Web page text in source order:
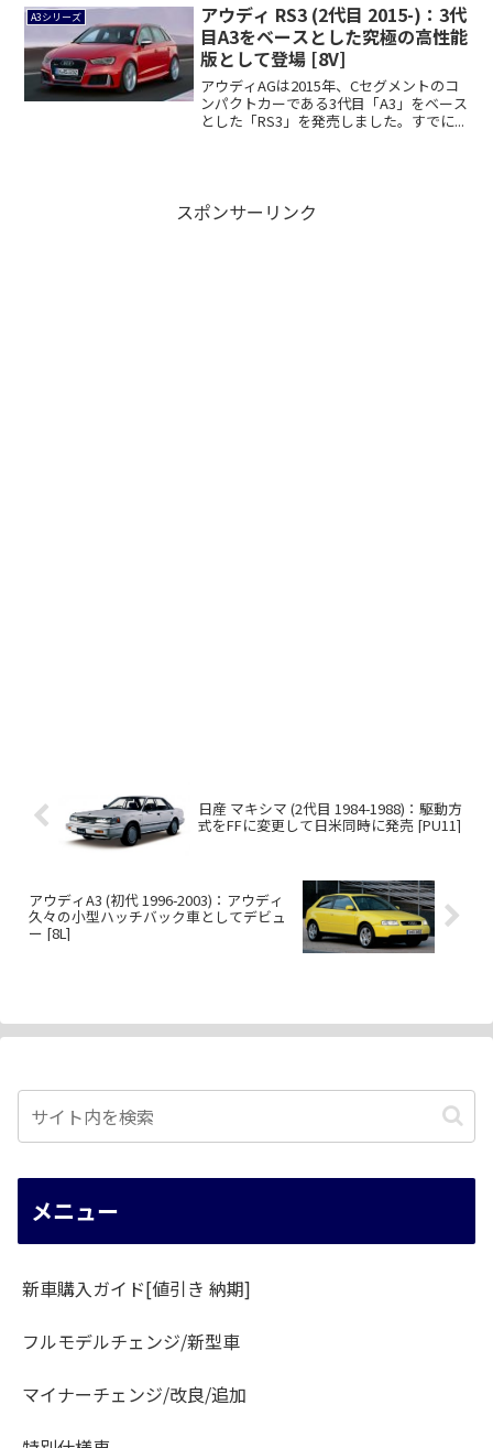
A3シリーズ
アウディ RS3 (2代目 2015-)：3代
目A3をベースとした究極の高性能
版として登場 [8V]
アウディAGは2015年、Cセグメントのコ
ンパクトカーである3代目「A3」をベース
とした「RS3」を発売しました。すでに...
スポンサーリンク
日産 マキシマ (2代目 1984-1988)：駆動方
式をFFに変更して日米同時に発売 [PU11]
アウディA3 (初代 1996-2003)：アウディ
久々の小型ハッチバック車としてデビュ
ー [8L]
メニュー
新車購入ガイド[値引き 納期]
フルモデルチェンジ/新型車
マイナーチェンジ/改良/追加